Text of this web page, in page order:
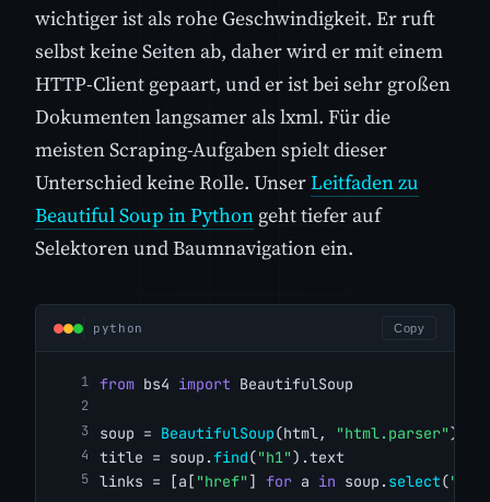
wichtiger ist als rohe Geschwindigkeit. Er ruft
selbst keine Seiten ab, daher wird er mit einem
HTTP-Client gepaart, und er ist bei sehr großen
Dokumenten langsamer als lxml. Für die
meisten Scraping-Aufgaben spielt dieser
Unterschied keine Rolle. UnserLeitfaden zu
Beautiful Soup in Python geht tiefer auf
Selektoren und Baumnavigation ein.
python Copy
from bs4 import BeautifulSoup
soup = BeautifulSoup(html, "html.parser")
title = soup.find("h1").text
links = [a[ "href" ] for a in soup. select(